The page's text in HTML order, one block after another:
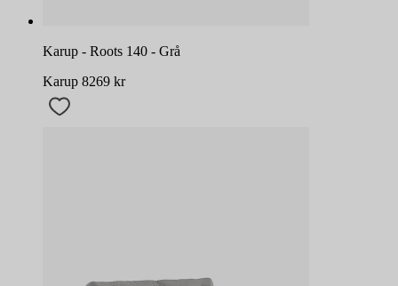
Karup - Roots 140 - Grå
Karup 8269 kr